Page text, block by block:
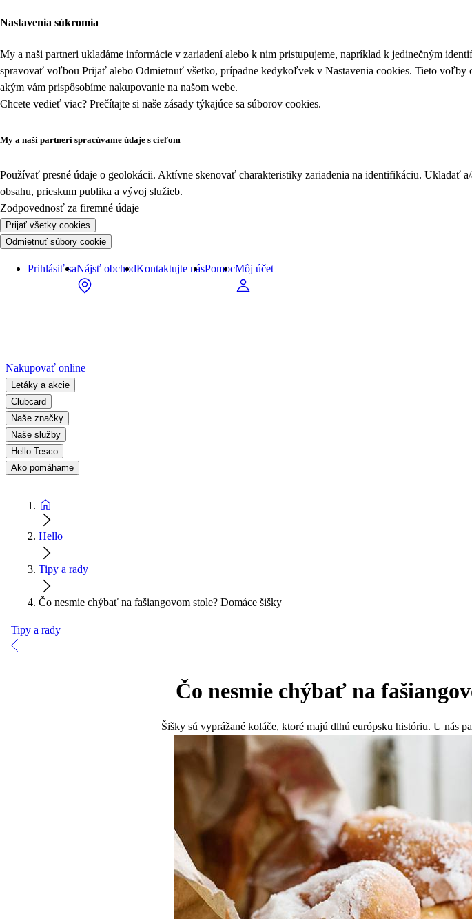
Nastavenia súkromia
My a naši partneri ukladáme informácie v zariadení alebo k nim pristupujeme, napríklad k jedinečným
spravovať voľbou Prijať alebo Odmietnuť všetko, prípadne kedykoľvek v Nastavenia cookies. Tieto voľby
akým vám prispôsobíme nakupovanie na našom webe.
Chcete vedieť viac? Prečítajte si naše zásady týkajúce sa súborov cookies.
My a naši partneri spracúvame údaje s cieľom
Používať presné údaje o geolokácii. Aktívne skenovať charakteristiky zariadenia na identifikáciu. Ukladať
obsahu, prieskum publika a vývoj služieb.
Zodpovednosť za firemné údaje
Prijať všetky cookies
Odmietnuť súbory cookie
Prihlásiť saNájsť obchodKontaktujte násPomocMôj účet
Nakupovať online
Letáky a akcie
Clubcard
Naše značky
Naše služby
Hello Tesco
Ako pomáhame
Hello
Tipy a rady
Čo nesmie chýbať na fašiangovom stole? Domáce šišky
Tipy a rady
Čo nesmie chýbať na
Šišky sú vyprážané koláče, ktoré majú dlhú európsku históriu. U nás